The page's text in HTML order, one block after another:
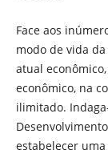
Face aos
modo de vida
atual
econômico, na
ilimitado.
estabelecer